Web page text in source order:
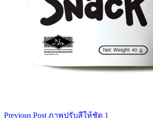
Previous Post ภาพปรับสีให้ชัด 1